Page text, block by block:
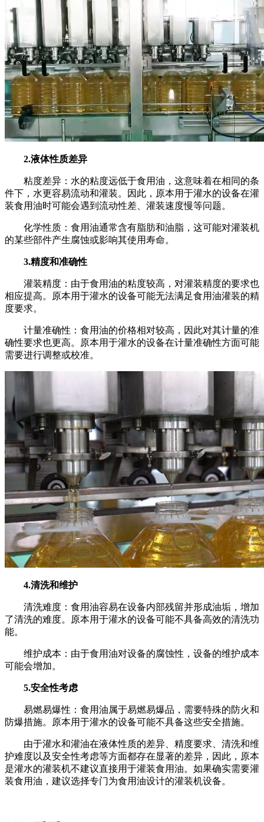
2.液体性质差异
粘度差异：水的粘度远低于食用油，这意味着在相同的条
件下，水更容易流动和灌装。因此，原本用于灌水的设备在灌
装食用油时可能会遇到流动性差、灌装速度慢等问题。
化学性质：食用油通常含有脂肪和油脂，这可能对灌装机
的某些部件产生腐蚀或影响其使用寿命。
3.精度和准确性
灌装精度：由于食用油的粘度较高，对灌装精度的要求也
相应提高。原本用于灌水的设备可能无法满足食用油灌装的精
度要求。
计量准确性：食用油的价格相对较高，因此对其计量的准
确性要求也更高。原本用于灌水的设备在计量准确性方面可能
需要进行调整或校准。
4.清洗和维护
清洗难度：食用油容易在设备内部残留并形成油垢，增加
了清洗的难度。原本用于灌水的设备可能不具备高效的清洗功
能。
维护成本：由于食用油对设备的腐蚀性，设备的维护成本
可能会增加。
5.安全性考虑
易燃易爆性：食用油属于易燃易爆品，需要特殊的防火和
防爆措施。原本用于灌水的设备可能不具备这些安全措施。
由于灌水和灌油在液体性质的差异、精度要求、清洗和维
护难度以及安全性考虑等方面都存在显著的差异，因此，原本
是灌水的灌装机不建议直接用于灌装食用油。如果确实需要灌
装食用油，建议选择专门为食用油设计的灌装机设备。